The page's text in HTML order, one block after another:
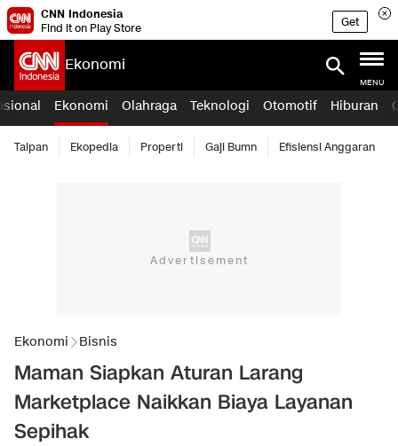
CNN Indonesia
Find it on Play Store
Get
Ekonomi
MENU
Ekonomi Olahraga Teknologi Otomotif Hiburan
Taipan Ekopedia Properti Gaji Bumn Efisiensi Anggaran
Ekonomi Bisnis
Maman Siapkan Aturan Larang
Marketplace Naikkan Biaya Layanan
Sepihak